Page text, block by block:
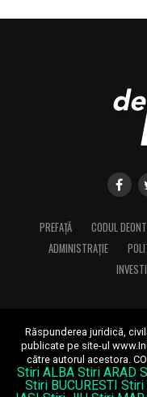
PREFAȚĂ CODUL
ADMINISTRAȚIE
Răspunderea juridică,
publicate pe site-ul
către autorul acestora.
Stiri ALBA Stiri ARAD
Stiri BUCURESTI Stiri